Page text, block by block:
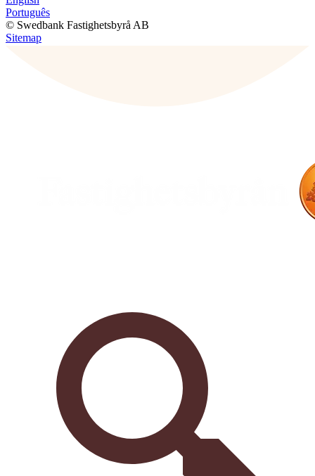
Português
© Swedbank Fastighetsbyrå AB
Sitemap